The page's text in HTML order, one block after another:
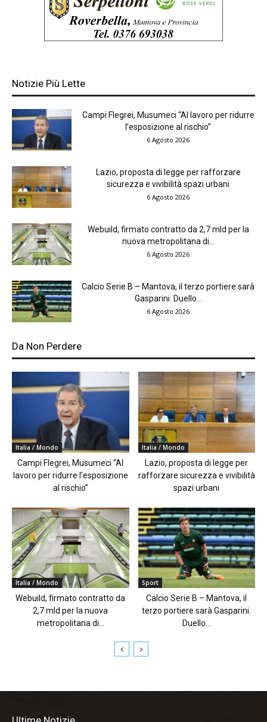
Notizie Più Lette
Campi Flegrei, Musumeci “Al lavoro per ridurre
l’esposizione al rischio”
6 Agosto 2026
Lazio, proposta di legge per rafforzare
sicurezza e vivibilità spazi urbani
6 Agosto 2026
Webuild, firmato contratto da 2,7 mld per la
nuova metropolitana di...
6 Agosto 2026
Calcio Serie B – Mantova, il terzo portiere sarà
Gasparini. Duello...
6 Agosto 2026
Da Non Perdere
Italia / Mondo
Campi Flegrei, Musumeci “Al
lavoro per ridurre l’esposizione
al rischio”
Italia / Mondo
Lazio, proposta di legge per
rafforzare sicurezza e vivibilità
spazi urbani
Italia / Mondo
Webuild, firmato contratto da
2,7 mld per la nuova
metropolitana di...
Sport
Calcio Serie B – Mantova, il
terzo portiere sarà Gasparini.
Duello...